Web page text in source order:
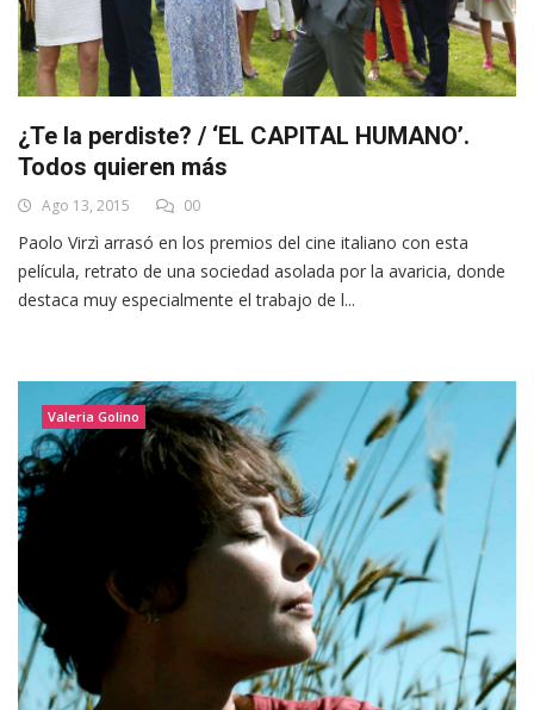
¿Te la perdiste? / ‘EL CAPITAL HUMANO’.
Todos quieren más
Ago 13, 2015 00
Paolo Virzì arrasó en los premios del cine italiano con esta
película, retrato de una sociedad asolada por la avaricia, donde
destaca muy especialmente el trabajo de l...
Valeria Golino